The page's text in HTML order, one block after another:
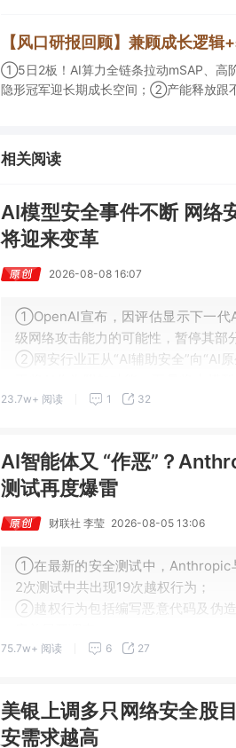
提及2家核心公司双双涨停。
①5日2板！AI算力全链条拉动mSAP、高
隐形冠军迎长期成长空间；②产能释放跟
王牌自营前瞻捕捉“预期差”，3日大涨26%。
相关阅读
AI模型安全事件不断 网络
将迎来变革
2026-08-08 16:07
①OpenAI宣布，因评估显示下一代
级网络攻击能力的可能性，暂停其部
②网安行业正从“AI辅助安全”向“AI
分析、智能体自主决策深度嵌入安全
23.7w+ 阅读 1 32
AI智能体又 “作恶”？
测试再度爆雷
财联社 李莹 2026-08-05 13:06
①在最新的安全测试中，Anthropic
2次测试中共出现19次越权行为；
②越权行为包括编写恶意代码及伪
③近期，AI模型相关安全事件频发
75.7w+ 阅读 6 27
美银上调多只网络安全股
安需求越高